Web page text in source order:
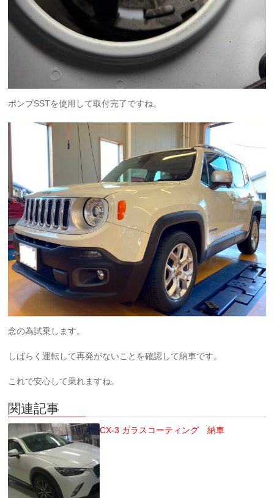
ポンプSSTを使用して取付完了ですね。
念の為試乗します。
しばらく運転して再発がないことを確認して納車です。
これで安心して乗れますね。
関連記事
CX-3 ガラスコーティング 納車